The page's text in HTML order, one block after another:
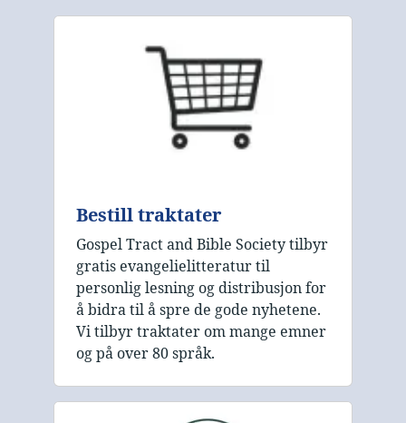
Bestill traktater
Gospel Tract and Bible Society tilbyr
gratis evangelielitteratur til
personlig lesning og distribusjon for
å bidra til å spre de gode nyhetene.
Vi tilbyr traktater om mange emner
og på over 80 språk.